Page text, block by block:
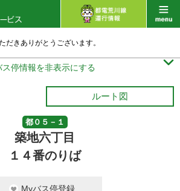
だきありがとうございます。
ス停情報を非表示にする 
ルート図
都０５－１
築地六丁目
１４番のりば
Myバス停登録